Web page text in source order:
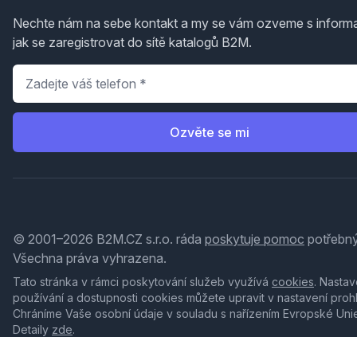
Nechte nám na sebe kontakt a my se vám ozveme s
jak se zaregistrovat do sítě katalogů B2M.
Telefon
Ozvěte se mi
© 2001–2026 B2M.CZ s.r.o. ráda poskytuje pomoc
Všechna práva vyhrazena.
Tato stránka v rámci poskytování služeb využívá cookies.
používání a dostupnosti cookies můžete upravit v nastavení
Chráníme Vaše osobní údaje v souladu s nařízením Evropské
Detaily zde.